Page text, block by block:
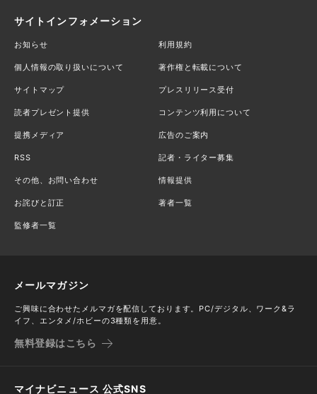
サイトインフォメーション
お知らせ 利用規約
個人情報の取り扱いについて 著作権と転載について
サイトマップ プレスリリース受付
読者プレゼント提供 コンテンツ利用について
提携メディア 広告のご案内
RSS 記者・ライター募集
その他、お問い合わせ 情報提供
お詫びと訂正 著者一覧
監修者一覧
メールマガジン
ご興味に合わせたメルマガを配信しております。PC/デジタル、ワーク&ラ
イフ、エンタメ/ホビーの3種類を用意。
無料登録はこちら
マイナビニュース 公式SNS